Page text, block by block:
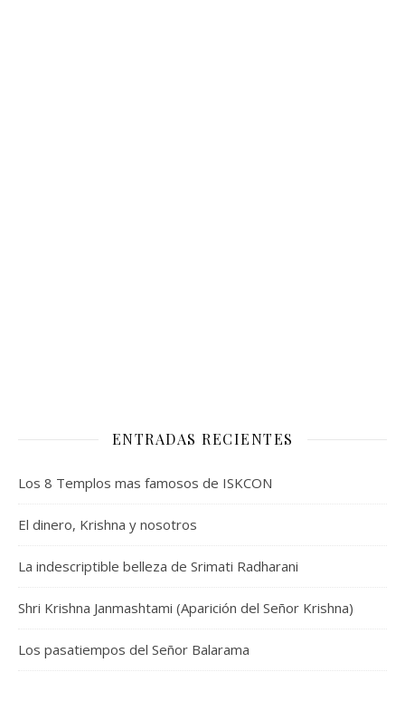
ENTRADAS RECIENTES
Los 8 Templos mas famosos de ISKCON
El dinero, Krishna y nosotros
La indescriptible belleza de Srimati Radharani
Shri Krishna Janmashtami (Aparición del Señor Krishna)
Los pasatiempos del Señor Balarama